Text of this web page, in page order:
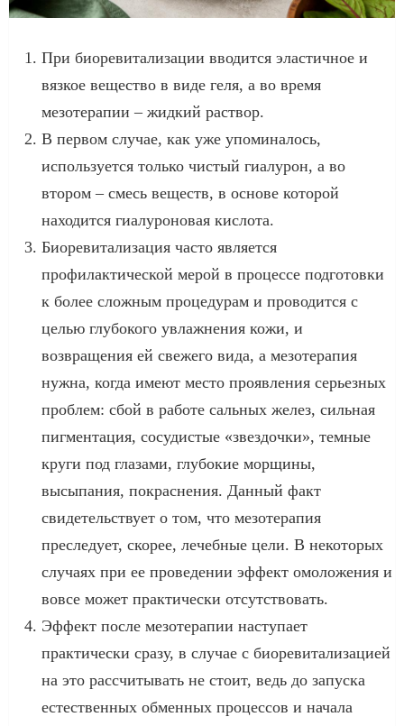
При биоревитализации вводится эластичное и
вязкое вещество в виде геля, а во время
мезотерапии – жидкий раствор.
В первом случае, как уже упоминалось,
используется только чистый гиалурон, а во
втором – смесь веществ, в основе которой
находится гиалуроновая кислота.
Биоревитализация часто является
профилактической мерой в процессе подготовки
к более сложным процедурам и проводится с
целью глубокого увлажнения кожи, и
возвращения ей свежего вида, а мезотерапия
нужна, когда имеют место проявления серьезных
проблем: сбой в работе сальных желез, сильная
пигментация, сосудистые «звездочки», темные
круги под глазами, глубокие морщины,
высыпания, покраснения. Данный факт
свидетельствует о том, что мезотерапия
преследует, скорее, лечебные цели. В некоторых
случаях при ее проведении эффект омоложения и
вовсе может практически отсутствовать.
Эффект после мезотерапии наступает
практически сразу, в случае с биоревитализацией
на это рассчитывать не стоит, ведь до запуска
естественных обменных процессов и начала